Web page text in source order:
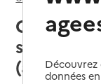
services
(aide)données